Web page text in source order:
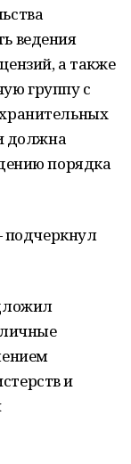
ведения
а также
группу с
должна
порядка
подчеркнул
и